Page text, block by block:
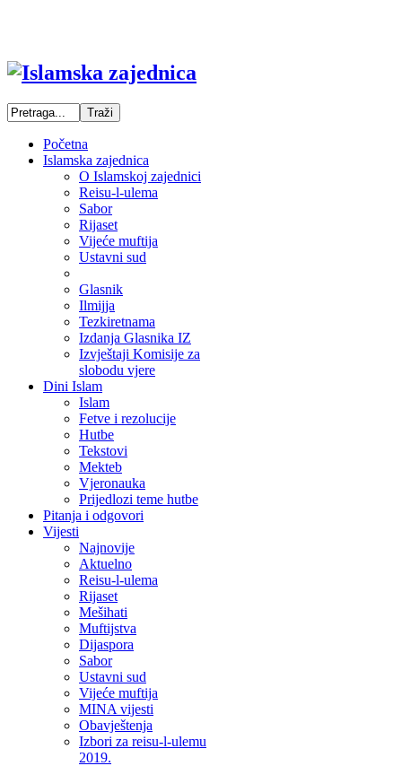
Početna
Islamska zajednica
O Islamskoj zajednici
Reisu-l-ulema
Sabor
Rijaset
Vijeće muftija
Ustavni sud
Glasnik
Ilmijja
Tezkiretnama
Izdanja Glasnika IZ
Izvještaji Komisije za
slobodu vjere
Dini Islam
Islam
Fetve i rezolucije
Hutbe
Tekstovi
Mekteb
Vjeronauka
Prijedlozi teme hutbe
Pitanja i odgovori
Vijesti
Najnovije
Aktuelno
Reisu-l-ulema
Rijaset
Mešihati
Muftijstva
Dijaspora
Sabor
Ustavni sud
Vijeće muftija
MINA vijesti
Obavještenja
Izbori za reisu-l-ulemu
2019.